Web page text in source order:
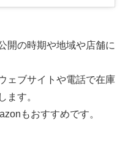
開の時期や地域や店舗に
ェブサイトや電話で在庫
ます。
もおすすめです。